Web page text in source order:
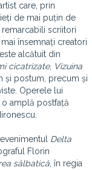
care, prin
de mai puțin de
scriitori
însemnați creatori
alcătuit din
cicatrizate, Vizuina
și postum, precum și
Operele lui
amplă postfață
Delta
Florin
sălbatică , în regia